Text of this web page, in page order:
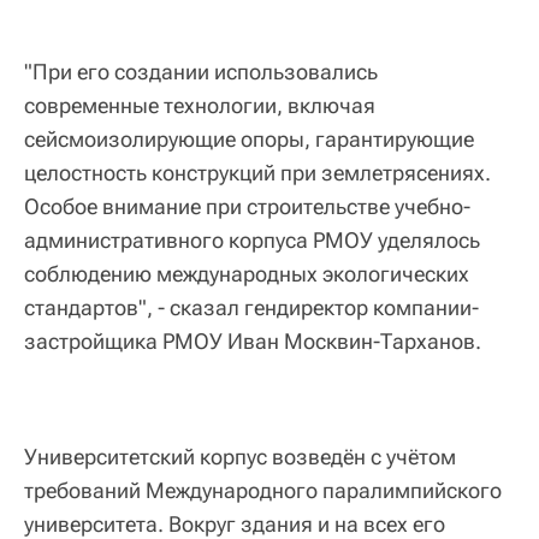
"При его создании использовались
современные технологии, включая
сейсмоизолирующие опоры, гарантирующие
целостность конструкций при землетрясениях.
Особое внимание при строительстве учебно-
административного корпуса РМОУ уделялось
соблюдению международных экологических
стандартов", - сказал гендиректор компании-
застройщика РМОУ Иван Москвин-Тарханов.
Университетский корпус возведён с учётом
требований Международного паралимпийского
университета. Вокруг здания и на всех его